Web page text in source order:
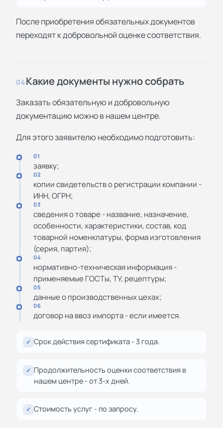
После приобретения обязательных документов
переходят к добровольной оценке соответствия.
04Какие документы нужно собрать
Заказать обязательную и добровольную
документацию можно в нашем центре.
Для этого заявителю необходимо подготовить:
01
заявку;
02
копии свидетельств о регистрации компании -
ИНН, ОГРН;
03
сведения о товаре - название, назначение,
особенности, характеристики, состав, код
товарной номенклатуры, форма изготовления
(серия, партия);
04
нормативно-техническая информация -
применяемые ГОСТы, ТУ, рецептуры;
05
данные о производственных цехах;
06
договор на ввоз импорта - если имеется.
✓ Срок действия сертификата - 3 года.
✓ Продолжительность оценки соответствия в
нашем центре - от 3-х дней.
✓ Стоимость услуг - по запросу.